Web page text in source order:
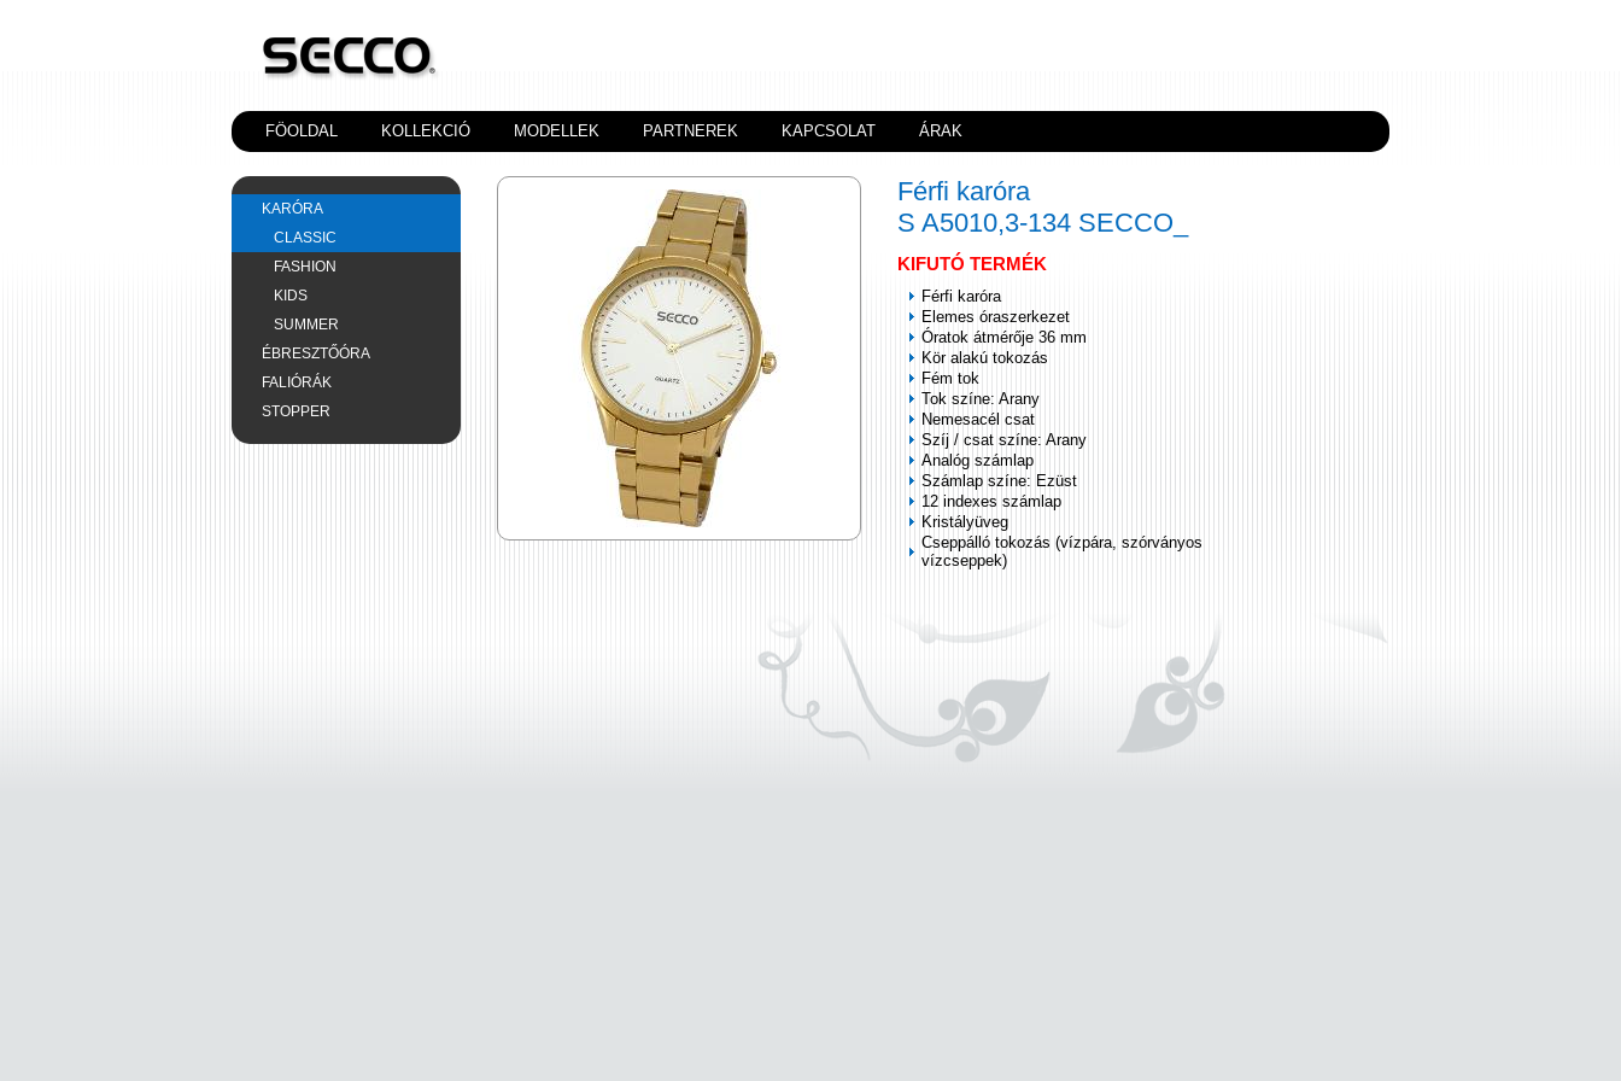
FÖOLDAL KOLLEKCIÓ MODELLEK PARTNEREK KAPCSOLAT ÁRAK
KARÓRA
CLASSIC
FASHION
KIDS
SUMMER
ÉBRESZTŐÓRA
FALIÓRÁK
STOPPER
Férfi karóra
S A5010,3-134 SECCO_
KIFUTÓ TERMÉK
Férfi karóra
Elemes óraszerkezet
Óratok átmérője 36 mm
Kör alakú tokozás
Fém tok
Tok színe: Arany
Nemesacél csat
Szíj / csat színe: Arany
Analóg számlap
Számlap színe: Ezüst
12 indexes számlap
Kristályüveg
Cseppálló tokozás (vízpára, szórványos
vízcseppek)